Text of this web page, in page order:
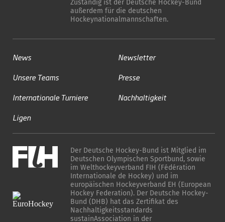
Zuständig ist der Deutsche Hockey-Bund
außerdem für die deutschen
Hockeynationalmannschaften.
News
Unsere Teams
Internationale Turniere
Ligen
Newsletter
Presse
Nachhaltigkeit
Der Deutsche Hockey-Bund ist Mitglied im
Deutschen Olympischen Sportbund, sowie
im Welthockeyverband FIH (Fédération
Internationale de Hockey) und im
europäischen Hockeyverband EH (European
Hockey Federation). Der Deutsche Hockey-
Bund (DHB) hat das Zertifikat des
Nachhaltigkeitsstandards
sustainAssociation in der